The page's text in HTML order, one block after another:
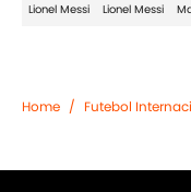
Lionel Messi Lionel Messi
Home / Futebol